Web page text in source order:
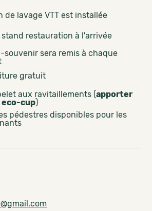
de lavage VTT est installée
restauration à l'arrivée
souvenir sera remis à chaque
gratuit
aux ravitaillements (apporter
eco-cup)
pédestres disponibles pour les